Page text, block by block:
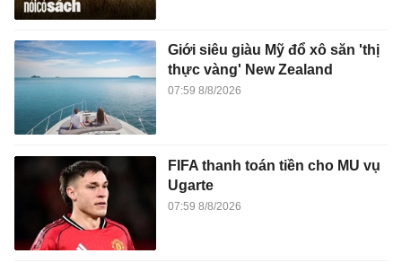
Giới siêu giàu Mỹ đổ xô săn 'thị
thực vàng' New Zealand
07:59 8/8/2026
FIFA thanh toán tiền cho MU vụ
Ugarte
07:59 8/8/2026